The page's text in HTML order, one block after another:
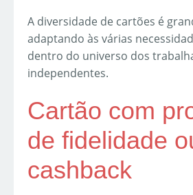
A diversidade de cartões é
adaptando às várias
dentro do universo dos
independentes.
Cartão com
de fidelidade
cashback